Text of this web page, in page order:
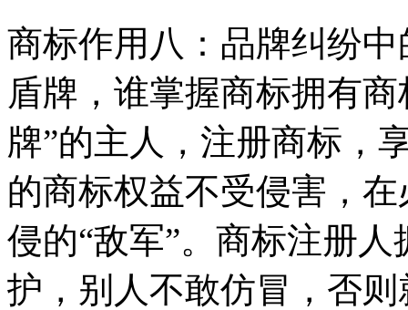
商标作用八：品牌纠纷
盾牌，谁掌握商标拥有
牌”的主人，注册商标，
的商标权益不受侵害，
侵的“敌军”。商标注册
护，别人不敢仿冒，否